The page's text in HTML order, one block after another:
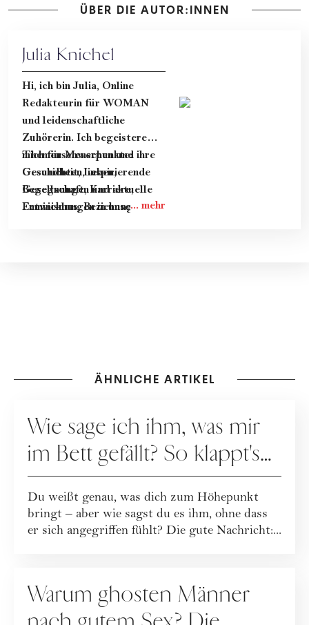
ÜBER DIE AUTOR:INNEN
Julia Knichel
Hi, ich bin Julia, Online
Redakteurin für WOMAN
und leidenschaftliche
Zuhörerin. Ich begeistere
mich für Menschen und ihre
Geschichten, inspirierende
Begegnungen und aktuelle
Entwicklungen in unserer
Themenschwerpunkte:
Gesundheit, Leben,
Gesellschaft, Karriere,
Feminismus, Beziehung &
ÄHNLICHE ARTIKEL
Wie sage ich ihm, was mir
im Bett gefällt? So klappt's
ohne Kränkung
Du weißt genau, was dich zum Höhepunkt
bringt – aber wie sagst du es ihm, ohne dass
er sich angegriffen fühlt? Die gute Nachricht:...
Warum ghosten Männer